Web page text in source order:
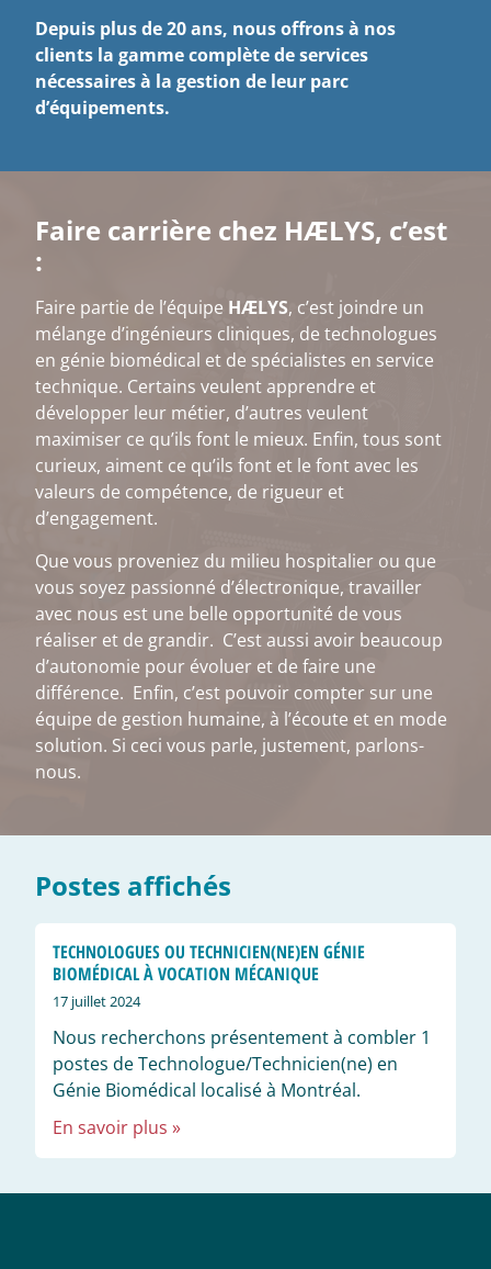
Depuis plus de 20 ans, nous offrons à nos
clients la gamme complète de services
nécessaires à la gestion de leur parc
d’équipements.
Faire carrière chez HÆLYS, c’est
:
Faire partie de l’équipe HÆLYS, c’est joindre un
mélange d’ingénieurs cliniques, de technologues
en génie biomédical et de spécialistes en service
technique. Certains veulent apprendre et
développer leur métier, d’autres veulent
maximiser ce qu’ils font le mieux. Enfin, tous sont
curieux, aiment ce qu’ils font et le font avec les
valeurs de compétence, de rigueur et
d’engagement.
Que vous proveniez du milieu hospitalier ou que
vous soyez passionné d’électronique, travailler
avec nous est une belle opportunité de vous
réaliser et de grandir. C’est aussi avoir beaucoup
d’autonomie pour évoluer et de faire une
différence. Enfin, c’est pouvoir compter sur une
équipe de gestion humaine, à l’écoute et en mode
solution. Si ceci vous parle, justement, parlons-
nous.
Postes affichés
TECHNOLOGUES OU TECHNICIEN(NE)EN GÉNIE
BIOMÉDICAL À VOCATION MÉCANIQUE
17 juillet 2024
Nous recherchons présentement à combler 1
postes de Technologue/Technicien(ne) en
Génie Biomédical localisé à Montréal.
En savoir plus »